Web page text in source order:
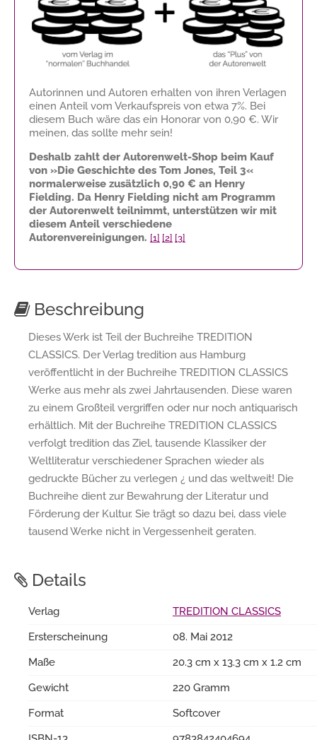
Autorinnen und Autoren erhalten von ihren Verlagen
einen Anteil vom Verkaufspreis von etwa 7%. Bei
diesem Buch wäre das ein Honorar von 0,90 €. Wir
meinen, das sollte mehr sein!
Deshalb zahlt der Autorenwelt-Shop beim Kauf
von »Die Geschichte des Tom Jones, Teil 3«
normalerweise zusätzlich 0,90 € an Henry
Fielding. Da Henry Fielding nicht am Programm
der Autorenwelt teilnimmt, unterstützen wir mit
diesem Anteil verschiedene
Autorenvereinigungen. [1] [2] [3]
Beschreibung
Dieses Werk ist Teil der Buchreihe TREDITION
CLASSICS. Der Verlag tredition aus Hamburg
veröffentlicht in der Buchreihe TREDITION CLASSICS
Werke aus mehr als zwei Jahrtausenden. Diese waren
zu einem Großteil vergriffen oder nur noch antiquarisch
erhältlich. Mit der Buchreihe TREDITION CLASSICS
verfolgt tredition das Ziel, tausende Klassiker der
Weltliteratur verschiedener Sprachen wieder als
gedruckte Bücher zu verlegen ¿ und das weltweit! Die
Buchreihe dient zur Bewahrung der Literatur und
Förderung der Kultur. Sie trägt so dazu bei, dass viele
tausend Werke nicht in Vergessenheit geraten.
Details
Verlag
TREDITION CLASSICS
Ersterscheinung
08. Mai 2012
Maße
20.3 cm x 13.3 cm x 1.2 cm
Gewicht
220 Gramm
Format
Softcover